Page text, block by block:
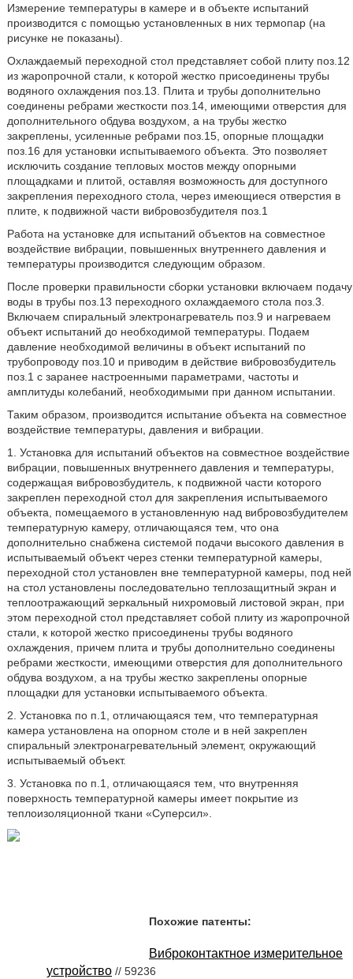
Измерение температуры в камере и в объекте испытаний
производится с помощью установленных в них термопар (на
рисунке не показаны).
Охлаждаемый переходной стол представляет собой плиту поз.12
из жаропрочной стали, к которой жестко присоединены трубы
водяного охлаждения поз.13. Плита и трубы дополнительно
соединены ребрами жесткости поз.14, имеющими отверстия для
дополнительного обдува воздухом, а на трубы жестко
закреплены, усиленные ребрами поз.15, опорные площадки
поз.16 для установки испытываемого объекта. Это позволяет
исключить создание тепловых мостов между опорными
площадками и плитой, оставляя возможность для доступного
закрепления переходного стола, через имеющиеся отверстия в
плите, к подвижной части вибровозбудителя поз.1
Работа на установке для испытаний объектов на совместное
воздействие вибрации, повышенных внутреннего давления и
температуры производится следующим образом.
После проверки правильности сборки установки включаем подачу
воды в трубы поз.13 переходного охлаждаемого стола поз.3.
Включаем спиральный электронагреватель поз.9 и нагреваем
объект испытаний до необходимой температуры. Подаем
давление необходимой величины в объект испытаний по
трубопроводу поз.10 и приводим в действие вибровозбудитель
поз.1 с заранее настроенными параметрами, частоты и
амплитуды колебаний, необходимыми при данном испытании.
Таким образом, производится испытание объекта на совместное
воздействие температуры, давления и вибрации.
1. Установка для испытаний объектов на совместное воздействие
вибрации, повышенных внутреннего давления и температуры,
содержащая вибровозбудитель, к подвижной части которого
закреплен переходной стол для закрепления испытываемого
объекта, помещаемого в установленную над вибровозбудителем
температурную камеру, отличающаяся тем, что она
дополнительно снабжена системой подачи высокого давления в
испытываемый объект через стенки температурной камеры,
переходной стол установлен вне температурной камеры, под ней
на стол установлены последовательно теплозащитный экран и
теплоотражающий зеркальный нихромовый листовой экран, при
этом переходной стол представляет собой плиту из жаропрочной
стали, к которой жестко присоединены трубы водяного
охлаждения, причем плита и трубы дополнительно соединены
ребрами жесткости, имеющими отверстия для дополнительного
обдува воздухом, а на трубы жестко закреплены опорные
площадки для установки испытываемого объекта.
2. Установка по п.1, отличающаяся тем, что температурная
камера установлена на опорном столе и в ней закреплен
спиральный электронагревательный элемент, окружающий
испытываемый объект.
3. Установка по п.1, отличающаяся тем, что внутренняя
поверхность температурной камеры имеет покрытие из
теплоизоляционной ткани «Суперсил».
Похожие патенты:
Виброконтактное измерительное
устройство // 59236